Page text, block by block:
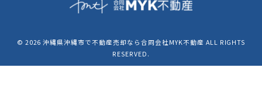
© 2026 沖縄県沖縄市で不動産売却なら合同会社MYK不動産 ALL RIGHTS
RESERVED.